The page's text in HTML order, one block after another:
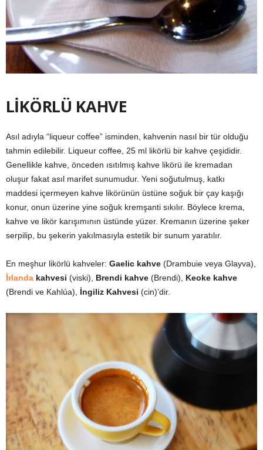
LİKÖRLÜ KAHVE
Asıl adıyla “liqueur coffee” isminden, kahvenin nasıl bir tür olduğu
tahmin edilebilir. Liqueur coffee, 25 ml likörlü bir kahve çeşididir.
Genellikle kahve, önceden ısıtılmış kahve likörü ile kremadan
oluşur fakat asıl marifet sunumudur. Yeni soğutulmuş, katkı
maddesi içermeyen kahve likörünün üstüne soğuk bir çay kaşığı
konur, onun üzerine yine soğuk kremşanti sıkılır. Böylece krema,
kahve ve likör karışımının üstünde yüzer. Kremanın üzerine şeker
serpilip, bu şekerin yakılmasıyla estetik bir sunum yaratılır.
En meşhur likörlü kahveler: Gaelic kahve (Drambuie veya Glayva),
İrlanda kahvesi (viski), Brendi kahve (Brendi), Keoke kahve
(Brendi ve Kahlúa), İngiliz Kahvesi (cin)’dir.